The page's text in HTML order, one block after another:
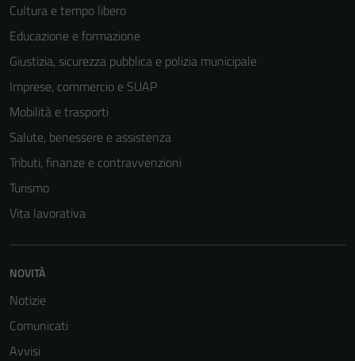
Cultura e tempo libero
Educazione e formazione
Giustizia, sicurezza pubblica e polizia municipale
Imprese, commercio e SUAP
Mobilità e trasporti
Salute, benessere e assistenza
Tributi, finanze e contravvenzioni
Turismo
Vita lavorativa
NOVITÀ
Notizie
Comunicati
Avvisi